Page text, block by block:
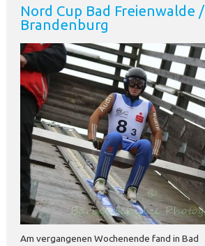
Nord Cup Bad Freienwalde /
Brandenburg
Am vergangenen Wochenende fand in Bad